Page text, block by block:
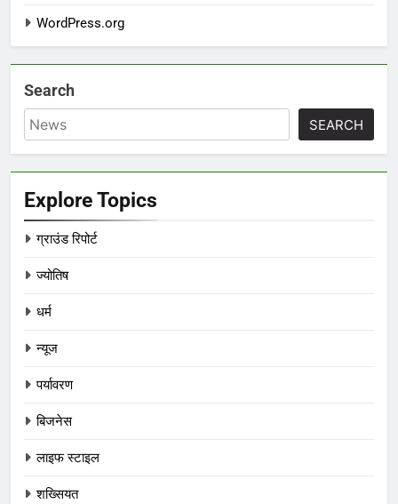
WordPress.org
Search
SEARCH
Explore Topics
ग्राउंड रिपोर्ट
ज्योतिष
धर्म
न्यूज
पर्यावरण
बिजनेस
लाइफ स्टाइल
शख्सियत